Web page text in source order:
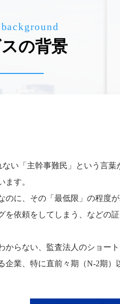
の背景
い「主幹事難民」という言
す。
に、その「最低限」の程度
依頼をしてしまう、などの
らない、監査法人のショー
業、特に直前々期（N-2期